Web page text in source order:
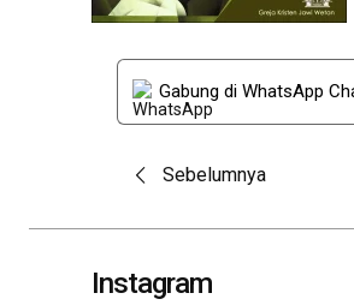
Gabung di WhatsApp
Post
navigation
Sebelumnya
Instagram